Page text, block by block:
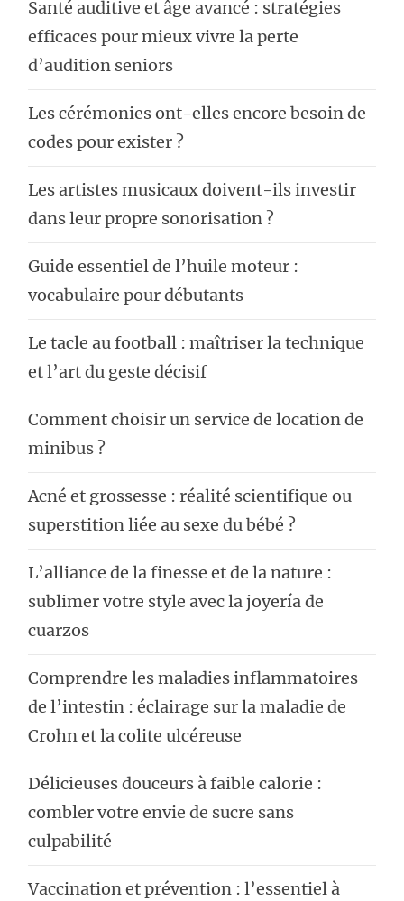
Santé auditive et âge avancé : stratégies
efficaces pour mieux vivre la perte
d’audition seniors
Les cérémonies ont-elles encore besoin de
codes pour exister ?
Les artistes musicaux doivent-ils investir
dans leur propre sonorisation ?
Guide essentiel de l’huile moteur :
vocabulaire pour débutants
Le tacle au football : maîtriser la technique
et l’art du geste décisif
Comment choisir un service de location de
minibus ?
Acné et grossesse : réalité scientifique ou
superstition liée au sexe du bébé ?
L’alliance de la finesse et de la nature :
sublimer votre style avec la joyería de
cuarzos
Comprendre les maladies inflammatoires
de l’intestin : éclairage sur la maladie de
Crohn et la colite ulcéreuse
Délicieuses douceurs à faible calorie :
combler votre envie de sucre sans
culpabilité
Vaccination et prévention : l’essentiel à